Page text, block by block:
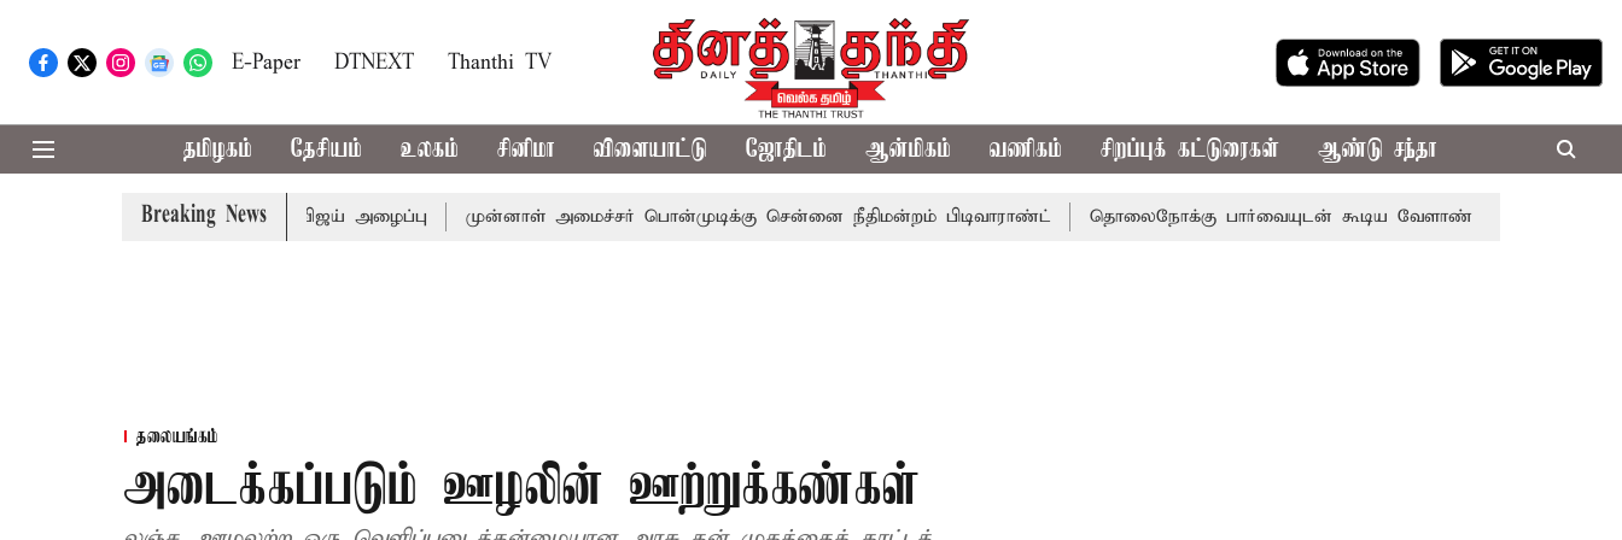
E-Paper DTNEXT Thanthi TV
தமிழகம் தேசியம் உலகம் சினிமா விளையாட்டு ஜோதிடம் ஆன்மிகம் வணிகம் சிறப்புக் கட்டுரைகள் ஆண்டு சந்தா
Breaking News
முதல்-அமைச்சர் விஜய் அழைப்பு முன்னாள் அமைச்சர் பொன்முடிக்கு சென்னை நீதிமன்றம் பிடிவாராண்ட் தொலைநோக்கு பார்வையுடன் கூடிய வேளாண் பட்ஜெட்: முதல்-
தலையங்கம்
அடைக்கப்படும் ஊழலின் ஊற்றுக்கண்கள்